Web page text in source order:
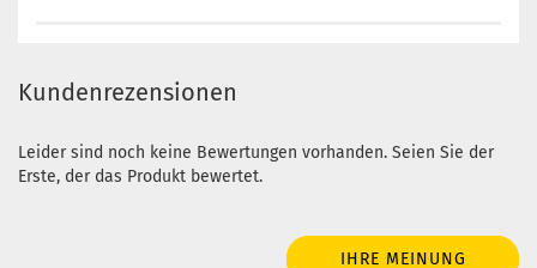
Kundenrezensionen
Leider sind noch keine Bewertungen vorhanden. Seien Sie der
Erste, der das Produkt bewertet.
IHRE MEINUNG